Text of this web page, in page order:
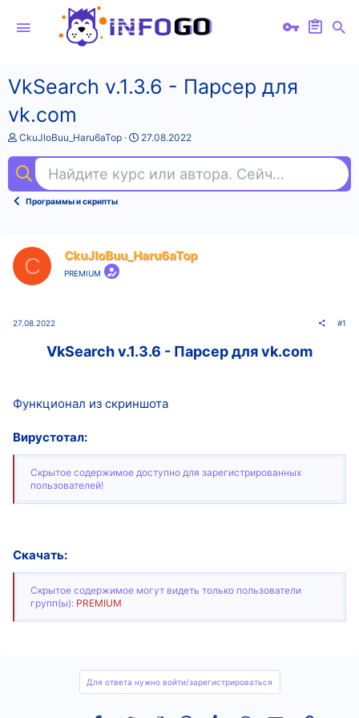
VkSearch v.1.3.6 - Парсер для
vk.com
А
т
о
т
CkuJloBuu_Haru6aTop
Д
а
н
а
27.08.2022
Найдите курс или автора. Сейчас ищут
Программы и скрипты
C CkuJloBuu_Haru6aTop
PREMIUM
27.08.2022 #1
VkSearch v.1.3.6 - Парсер для vk.com
Функционал из скриншота
Вирустотал:
Скрытое содержимое доступно для зарегистрированных
пользователей!
Скачать:
Скрытое содержимое могут видеть только пользователи
групп(ы): PREMIUM
Для ответа нужно войти/зарегистрироваться